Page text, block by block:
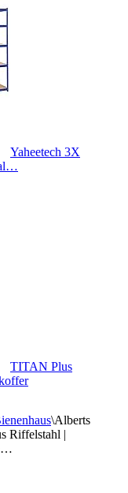
Yaheetech 3X
TITAN Plus
\Alberts
Riffelstahl |